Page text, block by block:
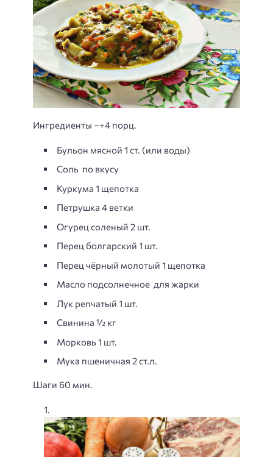
Ингредиенты –+4 порц.
Бульон мясной 1 ст. (или воды)
Соль по вкусу
Куркума 1 щепотка
Петрушка 4 ветки
Огурец соленый 2 шт.
Перец болгарский 1 шт.
Перец чёрный молотый 1 щепотка
Масло подсолнечное для жарки
Лук репчатый 1 шт.
Свинина ½ кг
Морковь 1 шт.
Мука пшеничная 2 ст.л.
Шаги 60 мин.